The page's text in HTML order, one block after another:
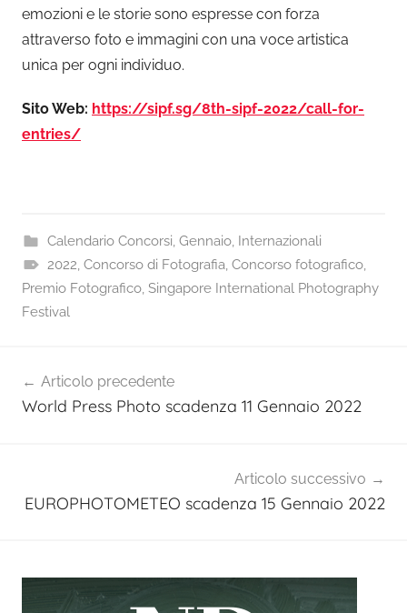
emozioni e le storie sono espresse con forza
attraverso foto e immagini con una voce artistica
unica per ogni individuo.
Sito Web: https://sipf.sg/8th-sipf-2022/call-for-
entries/
Calendario Concorsi, Gennaio, Internazionali
2022, Concorso di Fotografia, Concorso fotografico,
Premio Fotografico, Singapore International Photography
Festival
articoli
Articolo precedente
World Press Photo scadenza 11 Gennaio 2022
Articolo successivo
EUROPHOTOMETEO scadenza 15 Gennaio 2022